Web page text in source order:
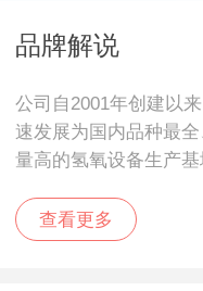
品牌解说
公司自2001年创建以
速发展为国内品种最
量高的氢氧设备生产基
查看更多